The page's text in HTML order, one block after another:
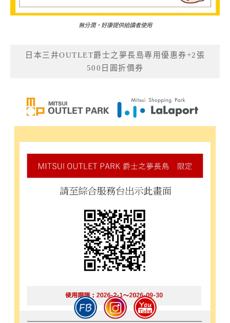
無分潤，好康提供給讀者使用
日本三井OUTLET爵士之夢長島專用優惠券+2張
500日圓折價券